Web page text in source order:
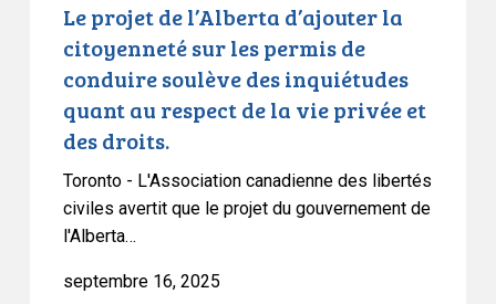
inquiétudes
quant
respect
privée
Le projet de l’Alberta d’ajouter la
citoyenneté sur les permis de
conduire soulève des inquiétudes
quant au respect de la vie privée et
des droits.
Toronto - L'Association canadienne des libertés
civiles avertit que le projet du gouvernement de
l'Alberta…
septembre 16, 2025